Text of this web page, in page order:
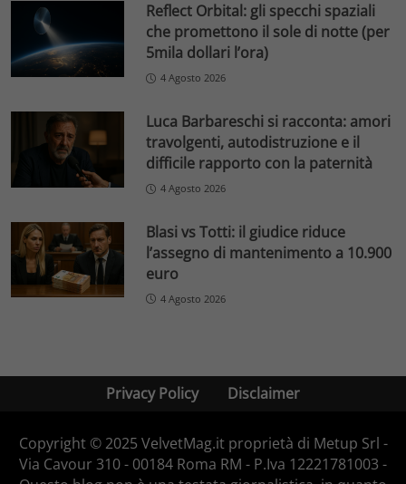
Reflect Orbital: gli specchi spaziali
che promettono il sole di notte (per
5mila dollari l’ora)
4 Agosto 2026
Luca Barbareschi si racconta: amori
travolgenti, autodistruzione e il
difficile rapporto con la paternità
4 Agosto 2026
Blasi vs Totti: il giudice riduce
l’assegno di mantenimento a 10.900
euro
4 Agosto 2026
Privacy Policy Disclaimer
Copyright © 2025 VelvetMag.it proprietà di Metup Srl -
Via Cavour 310 - 00184 Roma RM - P.Iva 12221781003 -